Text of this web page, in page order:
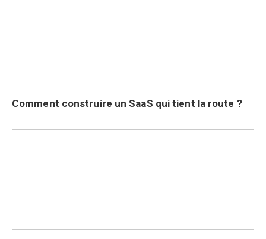
Comment construire un SaaS qui tient la route ?